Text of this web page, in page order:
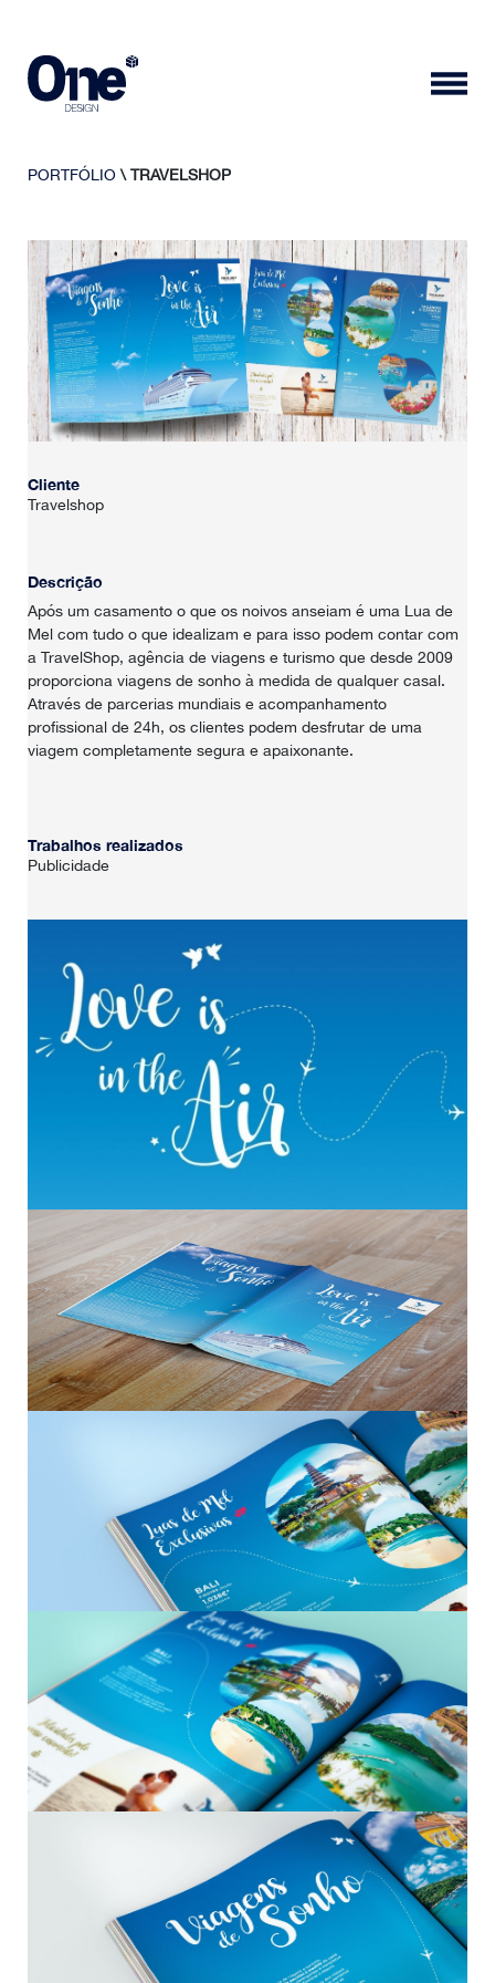
HOME
SOBRE NÓS
PORTFÓLIO \ TRAVELSHOP
Cliente
Travelshop
Descrição
Após um casamento o que os noivos anseiam é uma Lua de
Mel com tudo o que idealizam e para isso podem contar com
a TravelShop, agência de viagens e turismo que desde 2009
proporciona viagens de sonho à medida de qualquer casal.
Através de parcerias mundiais e acompanhamento
profissional de 24h, os clientes podem desfrutar de uma
viagem completamente segura e apaixonante.
Trabalhos realizados
Publicidade